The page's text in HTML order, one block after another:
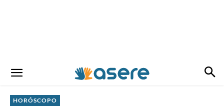
HORÓSCOPO